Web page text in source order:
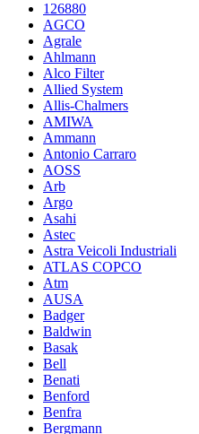
126880
AGCO
Agrale
Ahlmann
Alco Filter
Allied System
Allis-Chalmers
AMIWA
Ammann
Antonio Carraro
AOSS
Arb
Argo
Asahi
Astec
Astra Veicoli Industriali
ATLAS COPCO
Atm
AUSA
Badger
Baldwin
Basak
Bell
Benati
Benford
Benfra
Bergmann